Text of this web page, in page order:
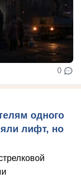
0
одного
лифт, но